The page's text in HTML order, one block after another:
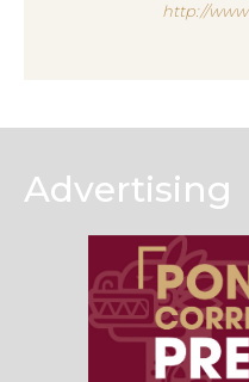
http://
Advertising